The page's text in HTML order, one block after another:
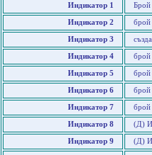
Индикатор 1 Брой
Индикатор 2 брой
Индикатор 3
Индикатор 4 брой
Индикатор 5 брой
Индикатор 6 брой
Индикатор 7 брой
Индикатор 8 (Д)
Индикатор 9 (Д)